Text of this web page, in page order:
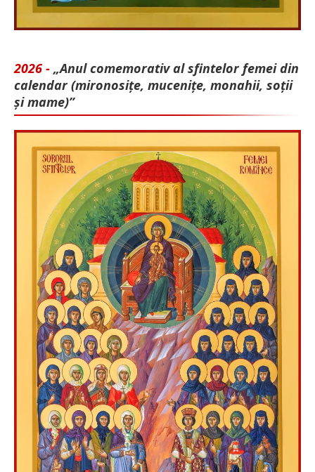
2026 - „Anul comemorativ al sfintelor femei din
calendar (mironosițe, mu­cenițe, monahii, soții
și mame)”